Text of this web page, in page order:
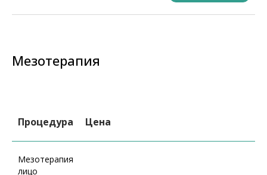
Мезотерапия
Процедура Цена
Мезотерапия
лицо